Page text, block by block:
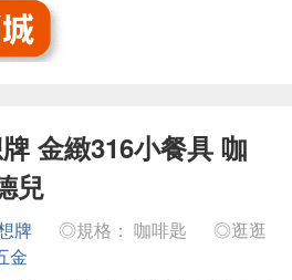
金緻316小餐具 咖
兒
牌 ◎規格： 咖啡匙
◎逛逛
金